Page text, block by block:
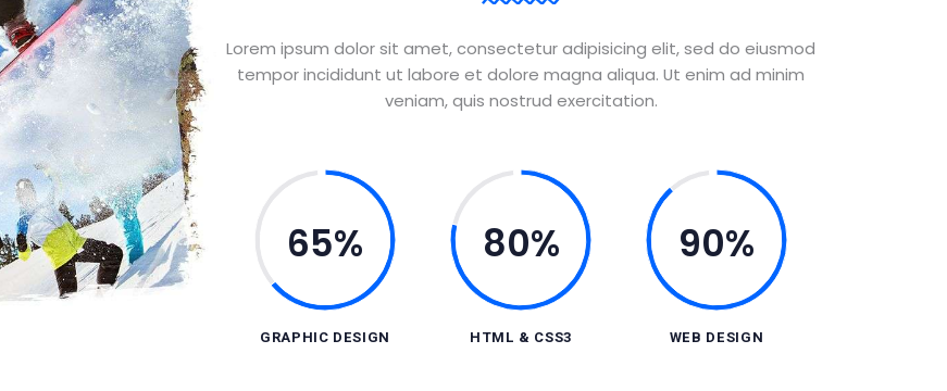
Lorem ipsum dolor sit amet, consectetur adipisicing elit, sed do eiusmod
tempor incididunt ut labore et dolore magna aliqua. Ut enim ad minim
veniam, quis nostrud exercitation.
65%
GRAPHIC DESIGN
80%
HTML & CSS3
90%
WEB DESIGN